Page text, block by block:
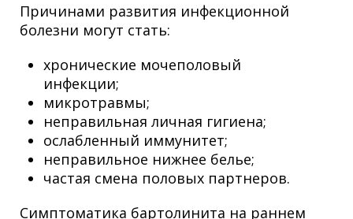
Причинами развития инфекционной
болезни могут стать:
хронические мочеполовый
инфекции;
микротравмы;
неправильная личная гигиена;
ослабленный иммунитет;
неправильное нижнее белье;
частая смена половых партнеров.
Симптоматика бартолинита на раннем